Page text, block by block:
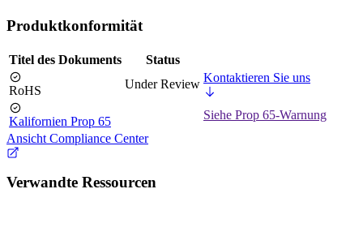
Produktkonformität
Titel des Dokuments Status
RoHS Under Review Kontaktieren Sie uns
Kalifornien Prop 65
Siehe Prop 65-Warnung
Ansicht Compliance Center
Verwandte Ressourcen